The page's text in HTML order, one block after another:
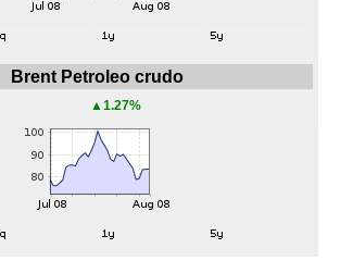
Brent Petroleo crudo
▲1.27%